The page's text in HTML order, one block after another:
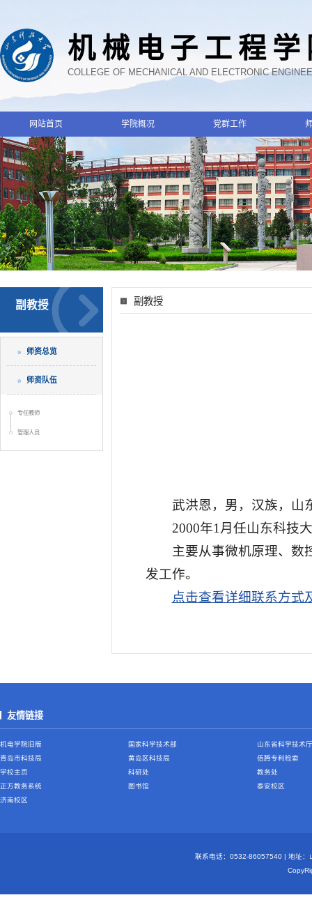
机械电子工程
COLLEGE OF MECHANICAL AND ELECTRONIC
网站首页 学院概况 党群工作
副教授
师资总览
师资队伍
专任教师
管理人员
副教授
武洪恩，男，汉族，山
2000年1月任山东科技
主要从事微机原理、数
发工作。
点击查看详细联系方式
友情链接
机电学院旧版 国家科学技术部
山东省科学技术厅
青岛市科技局
黄岛区科技局
佰腾专利检索
学校主页
科研处
教务处
正方教务系统
图书馆
泰安校区
济南校区
联系电话：0532-86057540 | 地址：